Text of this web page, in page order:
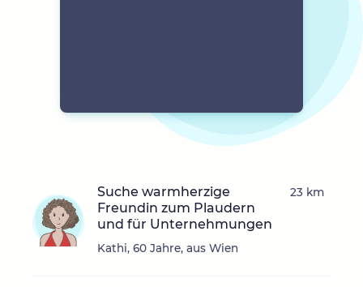
Suche warmherzige
Freundin zum Plaudern
und für Unternehmungen
Kathi, 60 Jahre, aus Wien
23 km